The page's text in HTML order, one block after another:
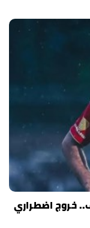
خروج اضطراري